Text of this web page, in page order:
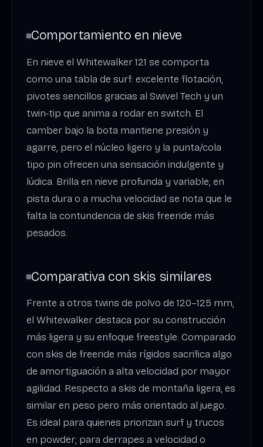
Comportamiento en nieve
En nieve el Whitewalker 121 se comporta
como una tabla de surf: excelente flotación,
pivotes sencillos gracias al Swivel Tech y un
twin‑tip que anima a rodar en switch. El
camber bajo la bota mantiene presión y
agarre, pero el núcleo ligero y la punta/cola
tipo pin ofrecen una sensación indulgente y
lúdica. Brilla en nieve profunda y variable; en
pista dura o a mucha velocidad se nota que le
falta la contundencia de skis freeride más
pesados.
Comparativa con skis similares
Frente a otros twins de polvo de 120–125 mm,
el Whitewalker destaca por su construcción
más ligera y su enfoque freestyle. Comparado
con skis de freeride más rígidos sacrifica algo
de amortiguación a alta velocidad por mayor
agilidad. Respecto a skis de montaña ligera, es
similar en peso pero más orientado al juego.
Es ideal para quienes priorizan surf y trucos
en powder; para derrapes a velocidad o